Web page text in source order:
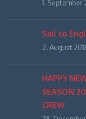
1. September
Sail to
2. August
HAPPY
SEASON
CREW